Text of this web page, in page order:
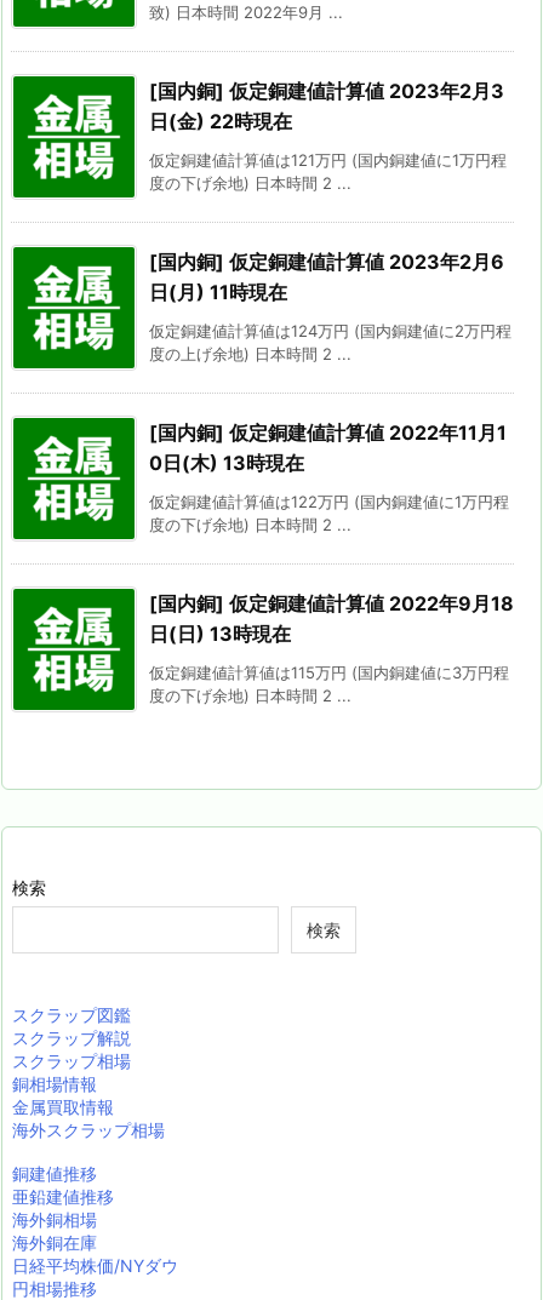
致) 日本時間 2022年9月 ...
[国内銅] 仮定銅建値計算値 2023年2月3
日(金) 22時現在
仮定銅建値計算値は121万円 (国内銅建値に1万円程
度の下げ余地) 日本時間 2 ...
[国内銅] 仮定銅建値計算値 2023年2月6
日(月) 11時現在
仮定銅建値計算値は124万円 (国内銅建値に2万円程
度の上げ余地) 日本時間 2 ...
[国内銅] 仮定銅建値計算値 2022年11月1
0日(木) 13時現在
仮定銅建値計算値は122万円 (国内銅建値に1万円程
度の下げ余地) 日本時間 2 ...
[国内銅] 仮定銅建値計算値 2022年9月18
日(日) 13時現在
仮定銅建値計算値は115万円 (国内銅建値に3万円程
度の下げ余地) 日本時間 2 ...
検索
検索
スクラップ図鑑
スクラップ解説
スクラップ相場
銅相場情報
金属買取情報
海外スクラップ相場
銅建値推移
亜鉛建値推移
海外銅相場
海外銅在庫
日経平均株価/NYダウ
円相場推移